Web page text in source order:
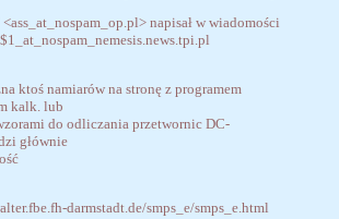
napisał w wiadomości
ktoś namiarów na stronę z programem
kalk. lub
do odliczania przetwornic DC-
głównie
darmstadt.de/smps_e/smps_e.html